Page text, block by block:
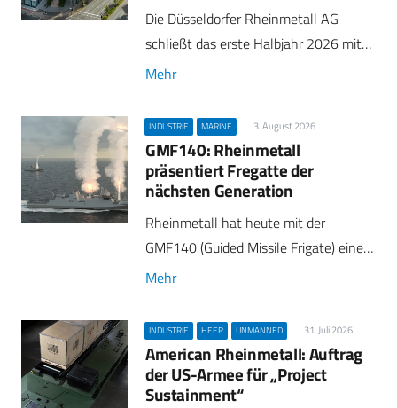
Die Düsseldorfer Rheinmetall AG
schließt das erste Halbjahr 2026 mit…
Mehr
INDUSTRIE MARINE 3. August 2026
GMF140: Rheinmetall
präsentiert Fregatte der
nächsten Generation
Rheinmetall hat heute mit der
GMF140 (Guided Missile Frigate) eine…
Mehr
INDUSTRIE HEER UNMANNED 31. Juli 2026
American Rheinmetall: Auftrag
der US-Armee für „Project
Sustainment“